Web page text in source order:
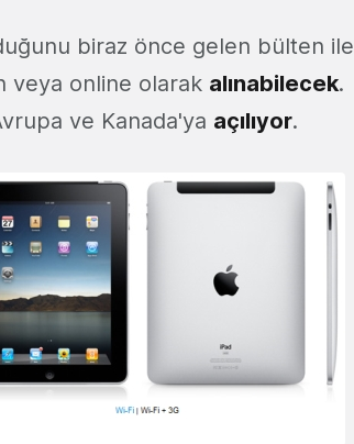
biraz önce gelen bülten ile
veya online olarak alınabilecek.
ve Kanada'ya açılıyor.